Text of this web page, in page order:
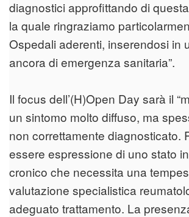
diagnostici approfittando di
la quale ringraziamo
Ospedali aderenti, inserendosi in
ancora di emergenza sanitaria”.
Il focus dell’(H)Open Day sarà il
un sintomo molto diffuso, ma
non correttamente diagnosticato.
essere espressione di uno stato
cronico che necessita una
valutazione specialistica
adeguato trattamento. La